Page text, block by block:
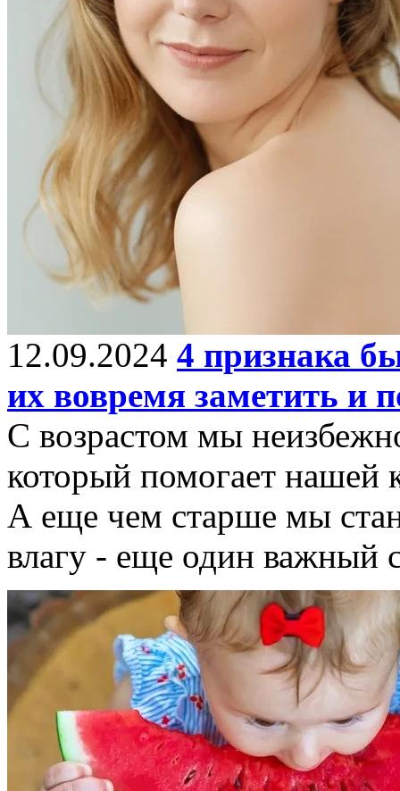
12.09.2024 4 признака
их вовремя заметить и
С возрастом мы
который помогает нашей
А еще чем старше мы
влагу - еще один важный